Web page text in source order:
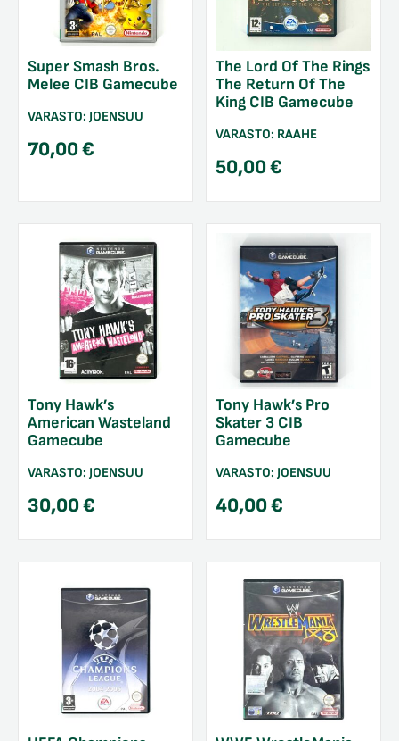
Super Smash Bros.
Melee CIB Gamecube
VARASTO: JOENSUU
70,00€
The Lord Of The Rings
The Return Of The
King CIB Gamecube
VARASTO: RAAHE
50,00€
Tony Hawk’s
American Wasteland
Gamecube
VARASTO: JOENSUU
30,00€
Tony Hawk’s Pro
Skater 3 CIB
Gamecube
VARASTO: JOENSUU
40,00€